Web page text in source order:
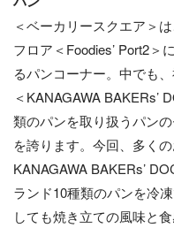
＜ベーカリースクエア＞
フロア＜Foodies’ Port2＞
るパンコーナー。中でも
＜KANAGAWA BAKERs’
類のパンを取り扱うパン
を誇ります。今回、多く
KANAGAWA BAKERs’
ランド10種類のパンを冷
しても焼き立ての風味と